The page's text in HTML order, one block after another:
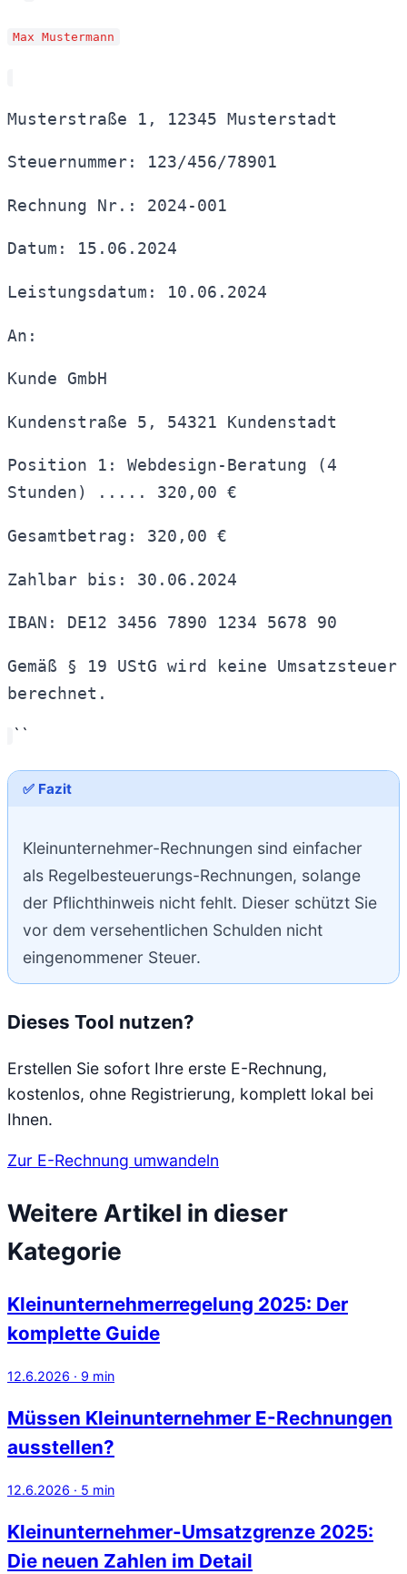
Max Mustermann
Musterstraße 1, 12345 Musterstadt
Steuernummer: 123/456/78901
Rechnung Nr.: 2024-001
Datum: 15.06.2024
Leistungsdatum: 10.06.2024
An:
Kunde GmbH
Kundenstraße 5, 54321 Kundenstadt
Position 1: Webdesign-Beratung (4
Stunden) ..... 320,00 €
Gesamtbetrag: 320,00 €
Zahlbar bis: 30.06.2024
IBAN: DE12 3456 7890 1234 5678 90
Gemäß § 19 UStG wird keine Umsatzsteuer
berechnet.
``
✅ Fazit
Kleinunternehmer-Rechnungen sind einfacher
als Regelbesteuerungs-Rechnungen, solange
der Pflichthinweis nicht fehlt. Dieser schützt Sie
vor dem versehentlichen Schulden nicht
eingenommener Steuer.
Dieses Tool nutzen?
Erstellen Sie sofort Ihre erste E-Rechnung,
kostenlos, ohne Registrierung, komplett lokal bei
Ihnen.
Zur E-Rechnung umwandeln
Weitere Artikel in dieser
Kategorie
Kleinunternehmerregelung 2025: Der
komplette Guide
12.6.2026 · 9 min
Müssen Kleinunternehmer E-Rechnungen
ausstellen?
12.6.2026 · 5 min
Kleinunternehmer-Umsatzgrenze 2025:
Die neuen Zahlen im Detail